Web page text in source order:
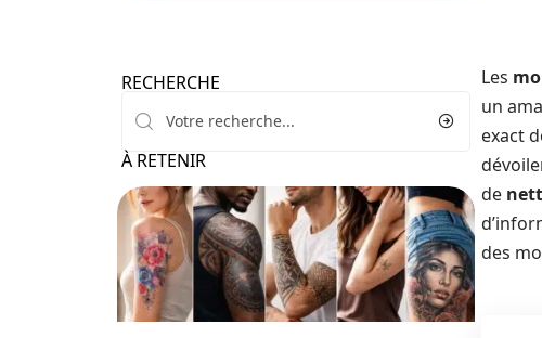
RECHERCHE
À RETENIR
Mode
Les
un
exact
de
des